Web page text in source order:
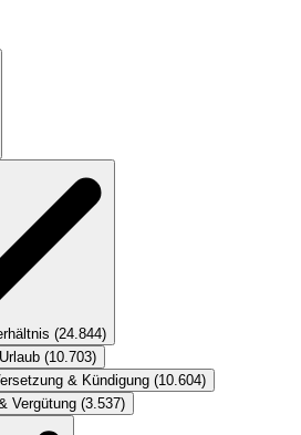
(24.844)
(10.703)
& Kündigung (10.604)
Vergütung (3.537)